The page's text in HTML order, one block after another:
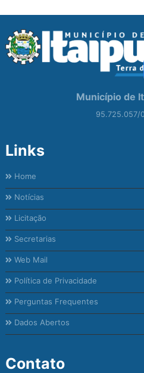
Município de
95.725.057/
Links
Home
Notícias
Licitação
Secretarias
Web Mail
Política de Privacidade
Perguntas Frequentes
Dados Abertos
Contato